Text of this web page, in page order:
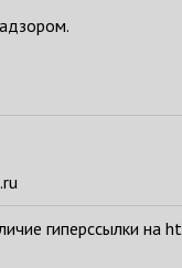
гиперссылки на